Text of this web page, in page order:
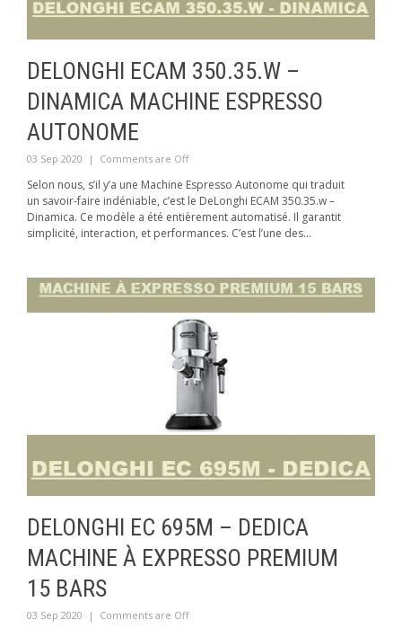
DELONGHI ECAM 350.35.W –
DINAMICA MACHINE ESPRESSO
AUTONOME
03 Sep 2020 | Comments are Off
Selon nous, s’il y’a une Machine Espresso Autonome qui traduit
un savoir-faire indéniable, c’est le DeLonghi ECAM 350.35.w –
Dinamica. Ce modèle a été entièrement automatisé. Il garantit
simplicité, interaction, et performances. C’est l’une des...
DELONGHI EC 695M – DEDICA
MACHINE À EXPRESSO PREMIUM
15 BARS
03 Sep 2020 | Comments are Off